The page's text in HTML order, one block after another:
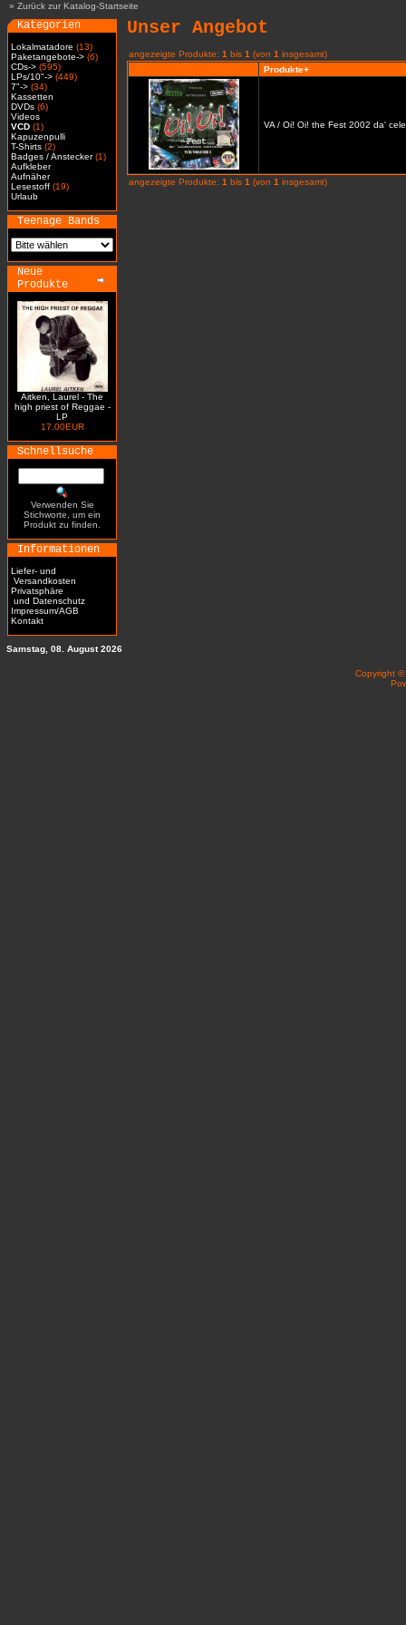
» Zurück zur Katalog-Startseite
Kategorien
Lokalmatadore (13)
Paketangebote-> (6)
CDs-> (595)
LPs/10"-> (449)
7"-> (34)
Kassetten
DVDs (6)
Videos
VCD (1)
Kapuzenpulli
T-Shirts (2)
Badges / Anstecker(1)
Aufkleber
Aufnäher
Lesestoff (19)
Urlaub
Teenage Bands
Neue
Produkte
Aitken, Laurel - The
high priest of Reggae -
LP
17.00EUR
Schnellsuche
Verwenden Sie
Stichworte, um ein
Produkt zu finden.
Informationen
Liefer- und
Versandkosten
Privatsphäre
und Datenschutz
Impressum/AGB
Kontakt
Unser Angebot
angezeigte Produkte: 1 bis 1 (von 1 insgesamt)
Produkte+
VA / Oi! Oi! the Fest 2002 da'
angezeigte Produkte: 1 bis 1 (von 1 insgesamt)
Samstag, 08. August 2026
Copyright